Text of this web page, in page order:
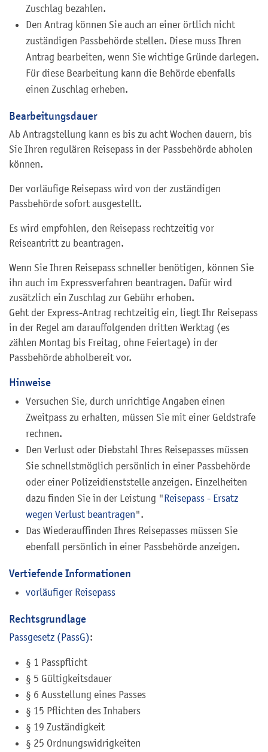
Zuschlag bezahlen.
Den Antrag können Sie auch an einer örtlich nicht
zuständigen Passbehörde stellen. Diese muss Ihren
Antrag bearbeiten, wenn Sie wichtige Gründe darlegen.
Für diese Bearbeitung kann die Behörde ebenfalls
einen Zuschlag erheben.
Bearbeitungsdauer
Ab Antragstellung kann es bis zu acht Wochen dauern, bis
Sie Ihren regulären Reisepass in der Passbehörde abholen
können.
Der vorläufige Reisepass wird von der zuständigen
Passbehörde sofort ausgestellt.
Es wird empfohlen, den Reisepass rechtzeitig vor
Reiseantritt zu beantragen.
Wenn Sie Ihren Reisepass schneller benötigen, können Sie
ihn auch im Expressverfahren beantragen. Dafür wird
zusätzlich ein Zuschlag zur Gebühr erhoben.
Geht der Express-Antrag rechtzeitig ein, liegt Ihr Reisepass
in der Regel am darauffolgenden dritten Werktag (es
zählen Montag bis Freitag, ohne Feiertage) in der
Passbehörde abholbereit vor.
Hinweise
Versuchen Sie, durch unrichtige Angaben einen
Zweitpass zu erhalten, müssen Sie mit einer Geldstrafe
rechnen.
Den Verlust oder Diebstahl Ihres Reisepasses müssen
Sie schnellstmöglich persönlich in einer Passbehörde
oder einer Polizeidienststelle anzeigen. Einzelheiten
dazu finden Sie in der Leistung "Reisepass - Ersatz
wegen Verlust beantragen".
Das Wiederauffinden Ihres Reisepasses müssen Sie
ebenfall persönlich in einer Passbehörde anzeigen.
Vertiefende Informationen
vorläufiger Reisepass
Rechtsgrundlage
Passgesetz (PassG):
§ 1 Passpflicht
§ 5 Gültigkeitsdauer
§ 6 Ausstellung eines Passes
§ 15 Pflichten des Inhabers
§ 19 Zuständigkeit
§ 25 Ordnungswidrigkeiten